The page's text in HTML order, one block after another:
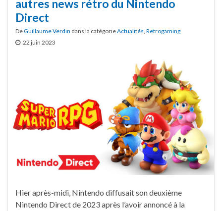
autres news rétro du Nintendo
Direct
DeGuillaume Verdin dans la catégorieActualités Retrogaming
22 juin 2023
Hier après-midi, Nintendo diffusait son deuxième
Nintendo Direct de 2023 après l’avoir annoncé à la